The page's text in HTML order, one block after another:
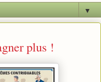
▼
plus !